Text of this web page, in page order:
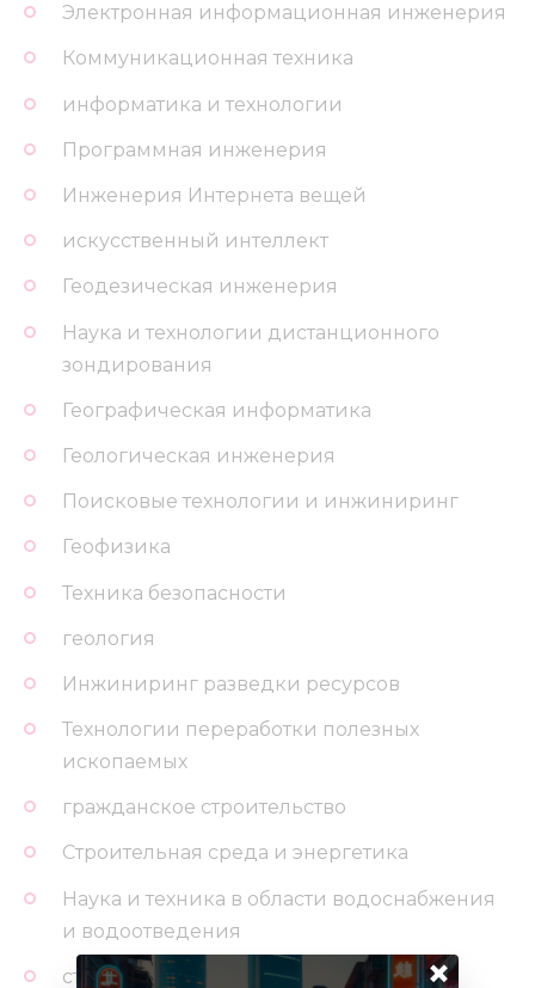
Электронная информационная инженерия
Коммуникационная техника
информатика и технологии
Программная инженерия
Инженерия Интернета вещей
искусственный интеллект
Геодезическая инженерия
Наука и технологии дистанционного
зондирования
Географическая информатика
Геологическая инженерия
Поисковые технологии и инжиниринг
Геофизика
Техника безопасности
геология
Инжиниринг разведки ресурсов
Технологии переработки полезных
ископаемых
гражданское строительство
Строительная среда и энергетика
Наука и техника в области водоснабжения
и водоотведения
стоимость проекта ×